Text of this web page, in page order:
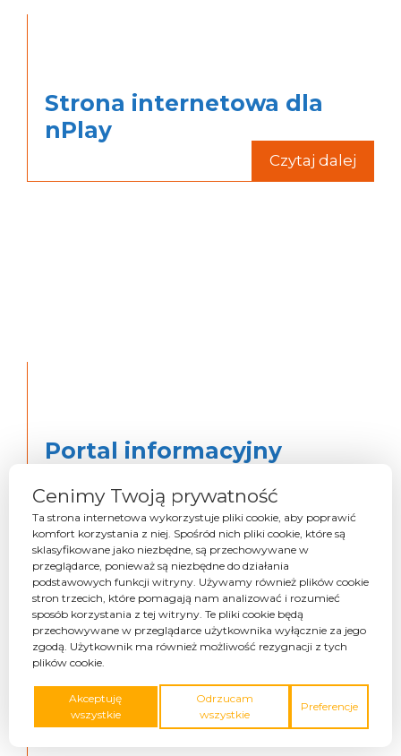
Strona internetowa dla
nPlay
Czytaj dalej
Portal informacyjny
Czytaj dalej
Cenimy Twoją prywatność
Ta strona internetowa wykorzystuje pliki cookie, aby poprawić
komfort korzystania z niej. Spośród nich pliki cookie, które są
sklasyfikowane jako niezbędne, są przechowywane w
przeglądarce, ponieważ są niezbędne do działania
podstawowych funkcji witryny. Używamy również plików cookie
stron trzecich, które pomagają nam analizować i rozumieć
sposób korzystania z tej witryny. Te pliki cookie będą
przechowywane w przeglądarce użytkownika wyłącznie za jego
zgodą. Użytkownik ma również możliwość rezygnacji z tych
plików cookie.
Akceptuję
wszystkie
Odrzucam
wszystkie
Preferencje